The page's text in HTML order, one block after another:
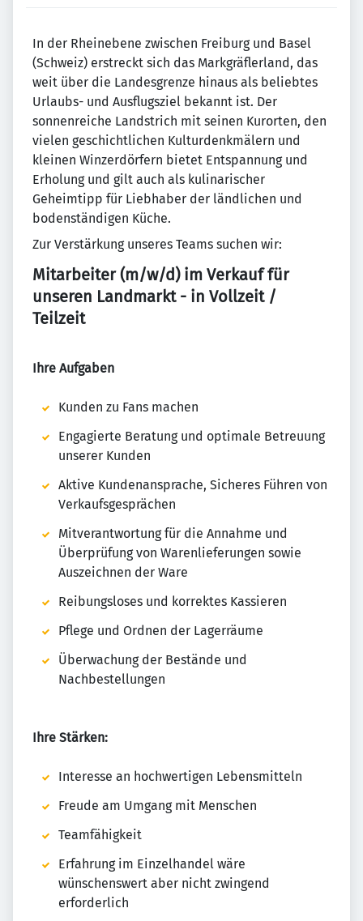
In der Rheinebene zwischen Freiburg und Basel
(Schweiz) erstreckt sich das Markgräflerland, das
weit über die Landesgrenze hinaus als beliebtes
Urlaubs- und Ausflugsziel bekannt ist. Der
sonnenreiche Landstrich mit seinen Kurorten, den
vielen geschichtlichen Kulturdenkmälern und
kleinen Winzerdörfern bietet Entspannung und
Erholung und gilt auch als kulinarischer
Geheimtipp für Liebhaber der ländlichen und
bodenständigen Küche.
Zur Verstärkung unseres Teams suchen wir:
Mitarbeiter (m/w/d) im Verkauf für
unseren Landmarkt - in Vollzeit /
Teilzeit
Ihre Aufgaben
Kunden zu Fans machen
Engagierte Beratung und optimale Betreuung
unserer Kunden
Aktive Kundenansprache, Sicheres Führen von
Verkaufsgesprächen
Mitverantwortung für die Annahme und
Überprüfung von Warenlieferungen sowie
Auszeichnen der Ware
Reibungsloses und korrektes Kassieren
Pflege und Ordnen der Lagerräume
Überwachung der Bestände und
Nachbestellungen
Ihre Stärken:
Interesse an hochwertigen Lebensmitteln
Freude am Umgang mit Menschen
Teamfähigkeit
Erfahrung im Einzelhandel wäre
wünschenswert aber nicht zwingend
erforderlich